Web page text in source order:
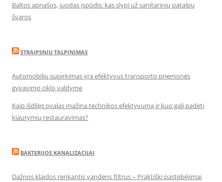
Baltos apnašos, juodas įspūdis: kas slypi už sanitarinių patalpų
švaros
STRAIPSNIU TALPINIMAS
Automobilių supirkimas yra efektyvus transporto priemonės
gyvavimo ciklo valdyme
Kaip išdilęs ovalas mažina technikos efektyvumą ir kuo gali padėti
kiaurymių restauravimas?
BAKTERIJOS KANALIZACIJAI
Dažnos klaidos renkantis vandens filtrus – Praktiški pastebėjimai